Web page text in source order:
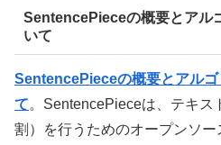
SentencePieceの概要とアル
いて
SentencePieceの概要とアル
て。SentencePieceは、テキス
割）を行うためのオープンソ